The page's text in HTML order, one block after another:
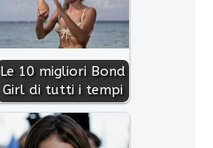
Le 10 migliori Bond
Girl di tutti i tempi